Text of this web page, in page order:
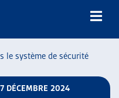
le système de sécurité
DÉCEMBRE 2024